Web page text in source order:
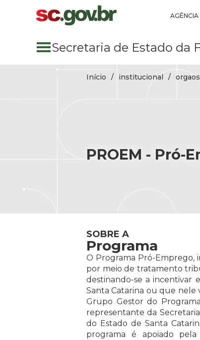
Pular para conteúdo principal
Secretaria de Estado da
Início institucional orgaos
PROEM - Pró-
SOBRE A
Programa
O Programa Pró-
por meio de tratamento
destinando-se a incentivar
Santa Catarina ou que nele
Grupo Gestor do
representante da
do Estado de Santa
programa é apoiado pela